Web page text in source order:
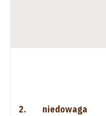
2. niedowaga